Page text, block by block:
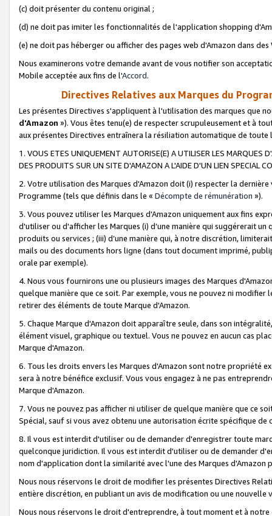
(c) doit présenter du contenu original ;
(d) ne doit pas imiter les fonctionnalités de l'application shopping
(e) ne doit pas héberger ou afficher des pages web d'Amazon dans
Nous examinerons votre demande avant de vous notifier son
Mobile acceptée aux fins de l'Accord.
Directives Relatives aux Marques du
Les présentes Directives s'appliquent à l'utilisation des marques que
d'Amazon »). Vous êtes tenu(e) de respecter scrupuleusement et à
aux présentes Directives entraînera la résiliation automatique de
1. VOUS ETES UNIQUEMENT AUTORISE(E) A UTILISER LES MARQUES
DES PRODUITS SUR UN SITE D'AMAZON A L'AIDE D'UN LIEN SPECIAL
2. Votre utilisation des Marques d'Amazon doit (i) respecter la
Programme (tels que définis dans le « Décompte de rémunération »).
3. Vous pouvez utiliser les Marques d'Amazon uniquement aux fins
d'utiliser ou d'afficher les Marques (i) d’une manière qui suggérerait
produits ou services ; (iii) d’une manière qui, à notre discrétion,
mails ou des documents hors ligne (dans tout document imprimé,
orale par exemple).
4. Nous vous fournirons une ou plusieurs images des Marques
quelque manière que ce soit. Par exemple, vous ne pouvez ni
retirer des éléments de toute Marque d'Amazon.
5. Chaque Marque d'Amazon doit apparaître seule, dans son
élément visuel, graphique ou textuel. Vous ne pouvez en aucun cas
Marque d'Amazon.
6. Tous les droits envers les Marques d'Amazon sont notre propriété
sera à notre bénéfice exclusif. Vous vous engagez à ne pas
Marque d'Amazon.
7. Vous ne pouvez pas afficher ni utiliser de quelque manière que ce
Spécial, sauf si vous avez obtenu une autorisation écrite spécifique de
8. Il vous est interdit d'utiliser ou de demander d'enregistrer toute
quelconque juridiction. Il vous est interdit d'utiliser ou de demander
nom d'application dont la similarité avec l'une des Marques
Nous nous réservons le droit de modifier les présentes Directives
entière discrétion, en publiant un avis de modification ou une nouvelle
Nous nous réservons le droit d'entreprendre, à tout moment et à